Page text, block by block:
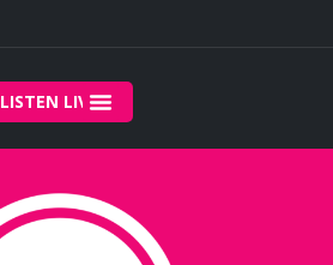
LISTEN LIVE